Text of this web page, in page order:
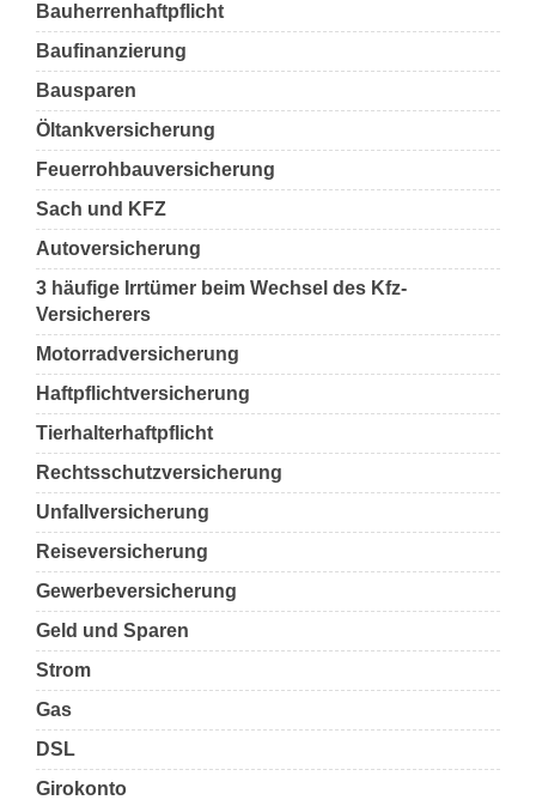
Bauherrenhaftpflicht
Baufinanzierung
Bausparen
Öltankversicherung
Feuerrohbauversicherung
Sach und KFZ
Autoversicherung
3 häufige Irrtümer beim Wechsel des Kfz-
Versicherers
Motorradversicherung
Haftpflichtversicherung
Tierhalterhaftpflicht
Rechtsschutzversicherung
Unfallversicherung
Reiseversicherung
Gewerbeversicherung
Geld und Sparen
Strom
Gas
DSL
Girokonto